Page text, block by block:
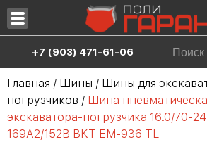
Запчасти
Шины
Сервис
+7 (903) 471-61-06
Главная / Шины / Шины для
погрузчиков / Шина
экскаватора-погрузчика 16.0/70-
169A2/152B BKT EM-936 TL